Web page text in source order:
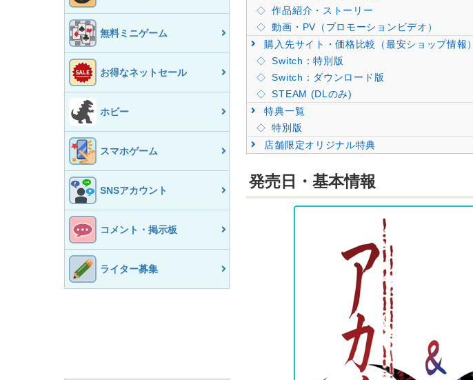
無料ミニゲーム
お得なネットセール
ホビー
スマホゲーム
SNSアカウント
コメント・掲示板
ライター募集
作品紹介・ストーリー
動画・PV（プロモーションビデオ）
購入先サイト・価格比較（最安ショップ情報）
Switch：特別版
Switch：ダウンロード版
STEAM (DLのみ)
特典一覧
特別版
店舗限定オリジナル特典
発売日・基本情報